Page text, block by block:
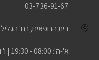
03-736-91-67
בית הרופאים, רח' הגליל 78, קומה 1, גני תקווה
א'-ה': 08:00 - 19:30 | ו' וערבי חג 08:00 - 13:00